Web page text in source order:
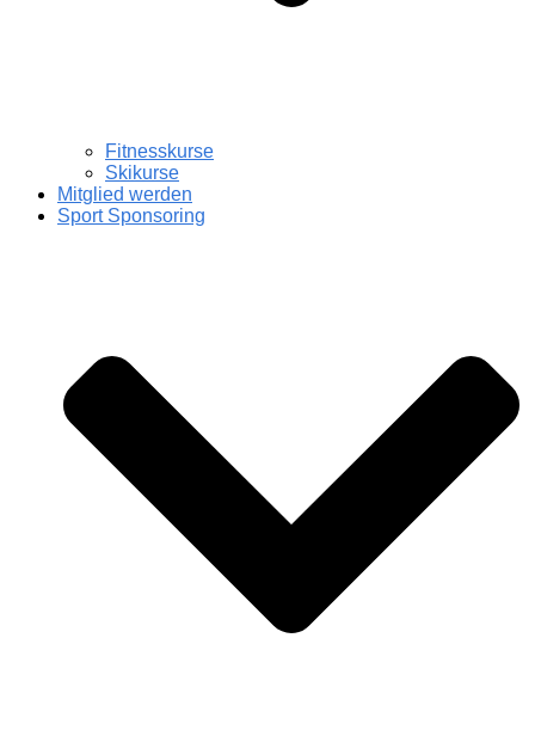
Fitnesskurse
Skikurse
Mitglied werden
Sport Sponsoring